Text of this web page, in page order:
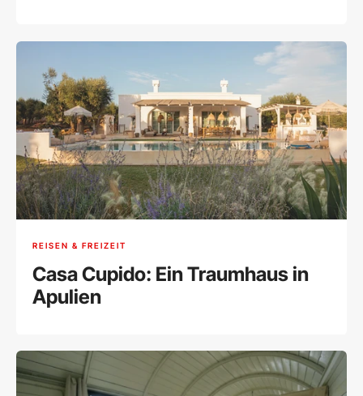
REISEN & FREIZEIT
Casa Cupido: Ein Traumhaus in
Apulien